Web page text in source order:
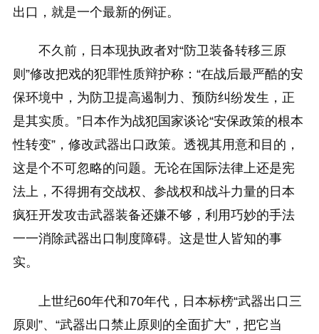
出口，就是一个最新的例证。
不久前，日本现执政者对“防卫装备转移三原
则”修改把戏的犯罪性质辩护称：“在战后最严酷的安
保环境中，为防卫提高遏制力、预防纠纷发生，正
是其实质。”日本作为战犯国家谈论“安保政策的根本
性转变”，修改武器出口政策。透视其用意和目的，
这是个不可忽略的问题。无论在国际法律上还是宪
法上，不得拥有交战权、参战权和战斗力量的日本
疯狂开发攻击武器装备还嫌不够，利用巧妙的手法
一一消除武器出口制度障碍。这是世人皆知的事
实。
上世纪60年代和70年代，日本标榜“武器出口三
原则”、“武器出口禁止原则的全面扩大”，把它当